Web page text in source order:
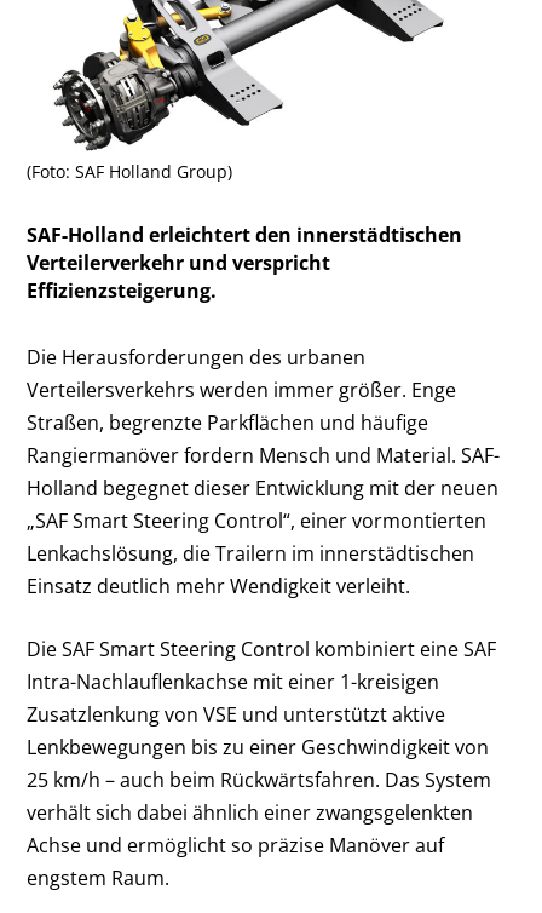
(Foto: SAF Holland Group)
SAF-Holland erleichtert den innerstädtischen
Verteilerverkehr und verspricht
Effizienzsteigerung.
Die Herausforderungen des urbanen
Verteilersverkehrs werden immer größer. Enge
Straßen, begrenzte Parkflächen und häufige
Rangiermanöver fordern Mensch und Material. SAF-
Holland begegnet dieser Entwicklung mit der neuen
„SAF Smart Steering Control“, einer vormontierten
Lenkachslösung, die Trailern im innerstädtischen
Einsatz deutlich mehr Wendigkeit verleiht.
Die SAF Smart Steering Control kombiniert eine SAF
Intra-Nachlauflenkachse mit einer 1-kreisigen
Zusatzlenkung von VSE und unterstützt aktive
Lenkbewegungen bis zu einer Geschwindigkeit von
25 km/h – auch beim Rückwärtsfahren. Das System
verhält sich dabei ähnlich einer zwangsgelenkten
Achse und ermöglicht so präzise Manöver auf
engstem Raum.